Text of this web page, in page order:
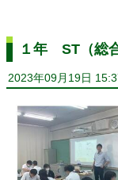
１年 ST（総
2023年09月19日